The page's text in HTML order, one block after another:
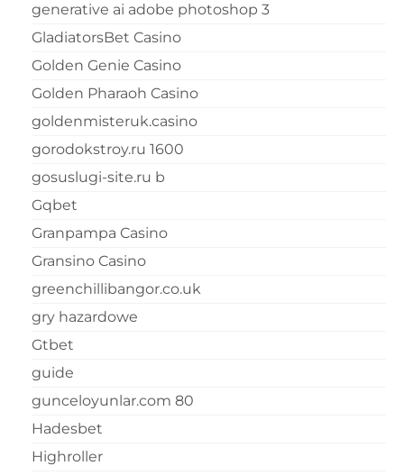
generative ai adobe photoshop 3
GladiatorsBet Casino
Golden Genie Casino
Golden Pharaoh Casino
goldenmisteruk.casino
gorodokstroy.ru 1600
gosuslugi-site.ru b
Gqbet
Granpampa Casino
Gransino Casino
greenchillibangor.co.uk
gry hazardowe
Gtbet
guide
gunceloyunlar.com 80
Hadesbet
Highroller